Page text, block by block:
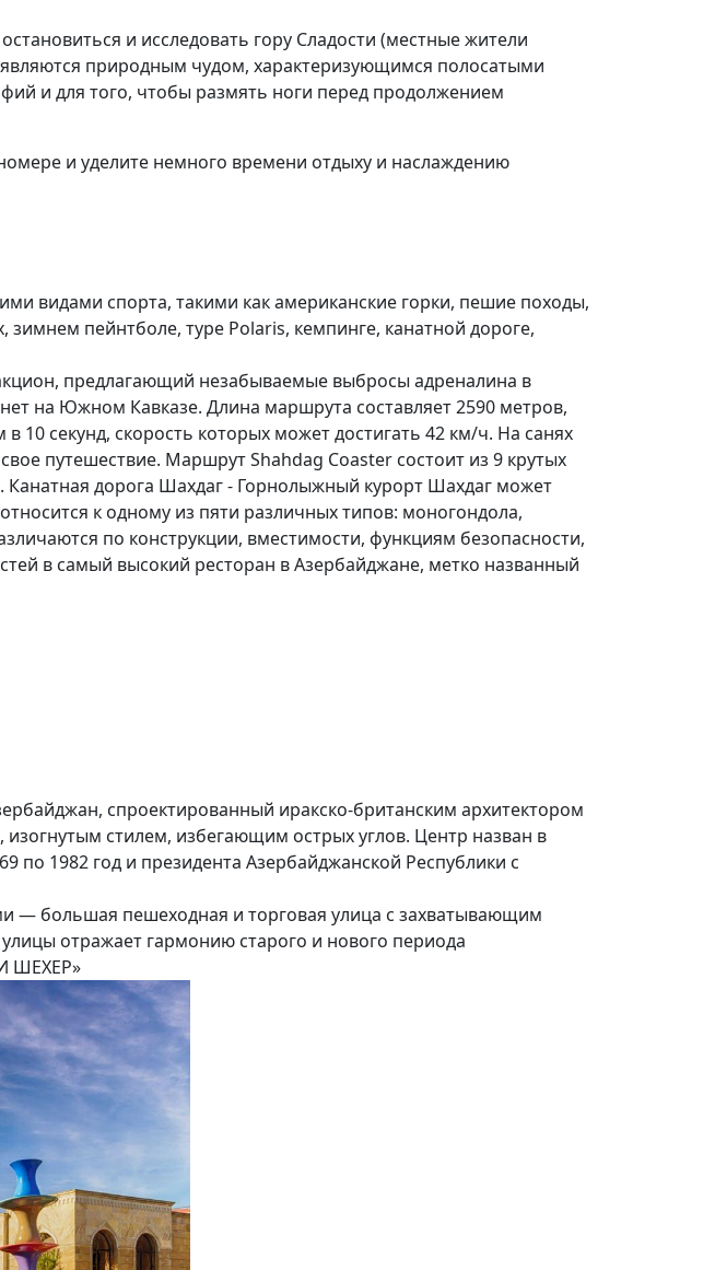
и исследовать гору Сладости (местные жители
природным чудом, характеризующимся полосатыми
и для того, чтобы размять ноги перед продолжением
и уделите немного времени отдыху и наслаждению
видами спорта, такими как американские горки, пешие походы,
зимнем пейнтболе, туре Polaris, кемпинге, канатной дороге,
предлагающий незабываемые выбросы адреналина в
на Южном Кавказе. Длина маршрута составляет 2590 метров,
10 секунд, скорость которых может достигать 42 км/ч. На санях
путешествие. Маршрут Shahdag Coaster состоит из 9 крутых
дорога Шахдаг - Горнолыжный курорт Шахдаг может
к одному из пяти различных типов: моногондола,
по конструкции, вместимости, функциям безопасности,
в самый высокий ресторан в Азербайджане, метко названный
спроектированный иракско-британским архитектором
стилем, избегающим острых углов. Центр назван в
по 1982 год и президента Азербайджанской Республики с
— большая пешеходная и торговая улица с захватывающим
отражает гармонию старого и нового периода
ШЕХЕР»